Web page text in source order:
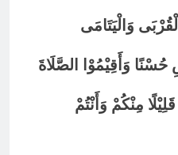
وَالْيَتَامَى
حُسْنًا وَأَقِيْمُوْا الصَّلَاةَ
قَلِيْلًا مِنْكُمْ وَأَنْتُمْ